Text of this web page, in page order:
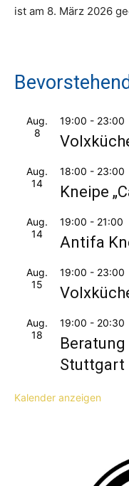
ist am 8. März 2026
Aug.
8
19:00 - 23:00
Aug.
14
18:00 - 23:00
Kneipe
Aug.
14
19:00 - 21:00
Antifa
Aug.
15
19:00 - 23:00
Aug.
18
19:00 - 20:30
Stuttgart
Kalender anzeigen